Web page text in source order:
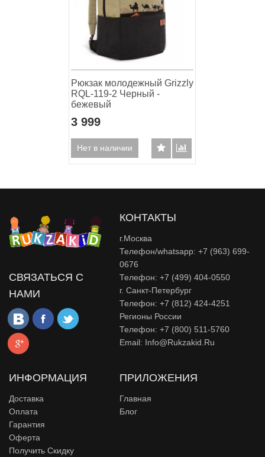
Рюкзак молодежный Grizzly
RQL-119-2 Черный -
бежевый
3 999
Нет в наличии
СВЯЗАТЬСЯ С
НАМИ
КОНТАКТЫ
г.Москва
Телефон/whatsapp: +7 (963) 699-
0676
Телефон: +7 (499) 404-0550
г. Санкт-Петербург
Телефон: +7 (812) 424-4251
Регионы России
Телефон: +7 (800) 511-5760
Email: Info@rukzakid.ru
ИНФОРМАЦИЯ
Доставка
Оплата
Гарантия
Оферта
Получить Скидку
ПРИЛОЖЕНИЯ
Главная
Блог